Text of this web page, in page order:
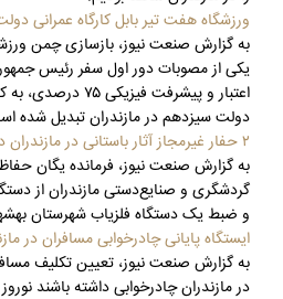
ورزشگاه هفت تیر بابل کارگاه عمرانی
به گزارش صنعت نیوز، بازسازی چمن
یکی از مصوبات دور اول سفر رئیس
اعتبار و پیشرفت
دولت سیزدهم در مازندران تبدیل شده
۲ حفار غیرمجاز آثار باستانی در مازندران دستگیر شدند
به گزارش صنعت نیوز، فرمانده یگان
و ضبط یک دستگاه فلزیاب شهرستان
ایستگاه پایانی چادرخوابی مسافران در
به گزارش صنعت نیوز، تعیین تکلیف